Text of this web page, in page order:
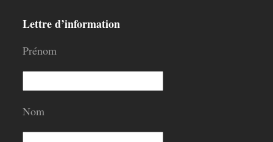
Lettre d’information
Prénom
Nom